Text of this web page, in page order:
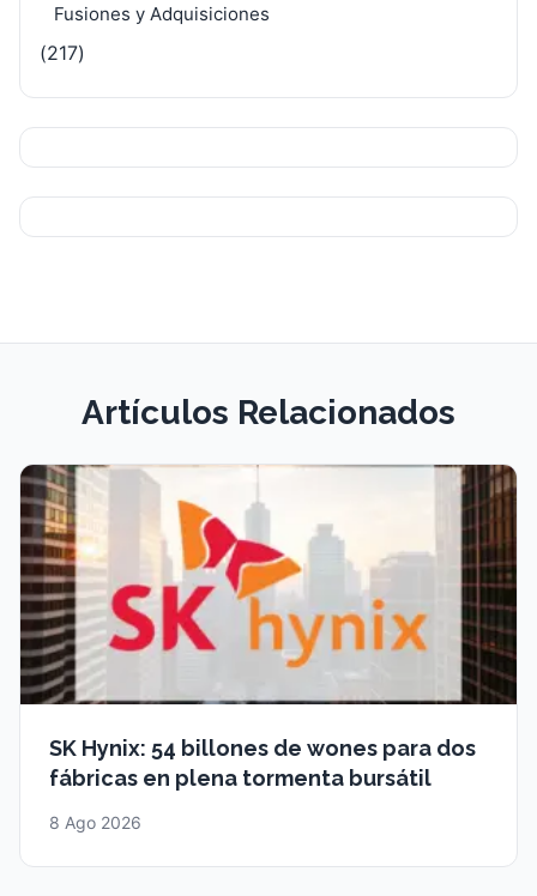
Fusiones y Adquisiciones
(217)
Artículos Relacionados
SK Hynix: 54 billones de wones para dos
fábricas en plena tormenta bursátil
8 Ago 2026